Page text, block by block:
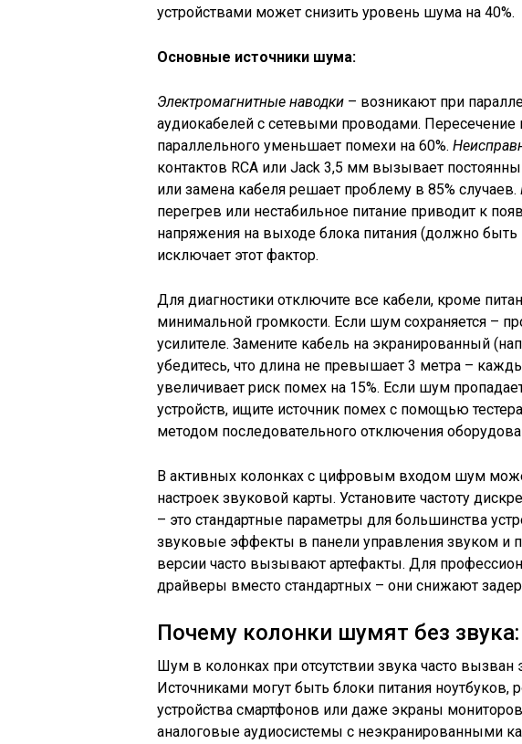
устройствами может снизить уровень шума на 40%.
Основные источники шума:
Электромагнитные наводки – возникают при
аудиокабелей с сетевыми проводами. Пересечение
параллельного уменьшает помехи на 60%.
контактов RCA или Jack 3,5 мм вызывает
или замена кабеля решает проблему в 85% случаев.
перегрев или нестабильное питание приводит к
напряжения на выходе блока питания (должно быть
исключает этот фактор.
Для диагностики отключите все кабели, кроме
минимальной громкости. Если шум сохраняется –
усилителе. Замените кабель на экранированный
убедитесь, что длина не превышает 3 метра –
увеличивает риск помех на 15%. Если шум
устройств, ищите источник помех с помощью
методом последовательного отключения
В активных колонках с цифровым входом шум
настроек звуковой карты. Установите частоту
– это стандартные параметры для большинства
звуковые эффекты в панели управления звуком и
версии часто вызывают артефакты. Для
драйверы вместо стандартных – они снижают
Почему колонки шумят без
Шум в колонках при отсутствии звука часто
Источниками могут быть блоки питания ноутбуков,
устройства смартфонов или даже экраны
аналоговые аудиосистемы с неэкранированными